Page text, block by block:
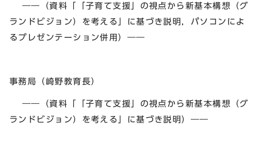
――（資料「「子育て支援」の視点から新基本構想（グ
ランドビジョン）を考える」に基づき説明，パソコンによ
るプレゼンテーション併用）――
事務局（崎野教育長）
――（資料「「子育て支援」の視点から新基本構想（グ
ランドビジョン）を考える」に基づき説明）――